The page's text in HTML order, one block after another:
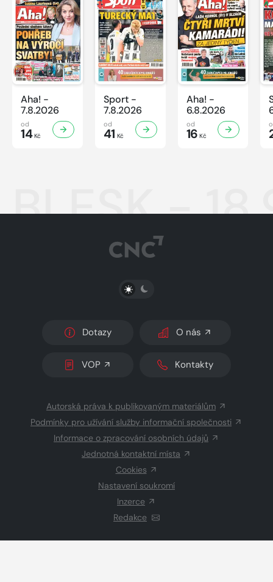
Aha! -
7.8.2026
od
14Kč
Sport -
7.8.2026
od
41 Kč
Aha! -
6.8.2026
od
16 Kč
BLESK -
PŘEPNOUT SVĚTLÝ/TMAVÝ REŽIM
Dotazy O nás
VOP Kontakty
Autorská práva k publikovaným materiálům
Podmínky pro užívání služby informační společnosti
Informace o zpracování osobních údajů
Jednotná kontaktní místa
Cookies
Nastavení soukromí
Inzerce
Redakce